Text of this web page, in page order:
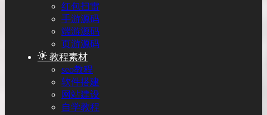
红包扫雷
手游源码
端游源码
页游源码
教程素材
seo教程
软件搭建
网站建设
自学教程